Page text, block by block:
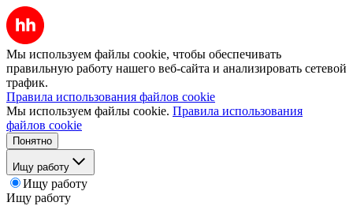
Мы используем файлы cookie, чтобы обеспечивать
правильную работу нашего веб-сайта и анализировать сетевой
трафик.
Правила использования файлов cookie
Мы используем файлы cookie. Правила использования
файлов cookie
Понятно
Ищу работу
Ищу работу
Ищу работу